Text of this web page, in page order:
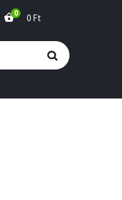
0 0 Ft